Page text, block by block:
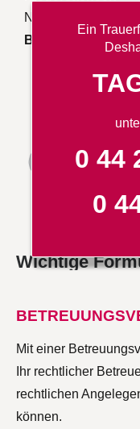
Wichtige
Mit einer
Ihr rechtlicher
rechtlichen
können.
Bundesverband
Ein
0 44
0